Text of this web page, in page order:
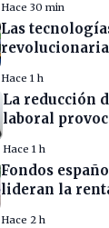
intensifica
Hace 30 min
Las
empresarial
Hace 1 h
La reducción
laboral
española
Hace 1 h
Fondos
lideran la
Hace 2 h